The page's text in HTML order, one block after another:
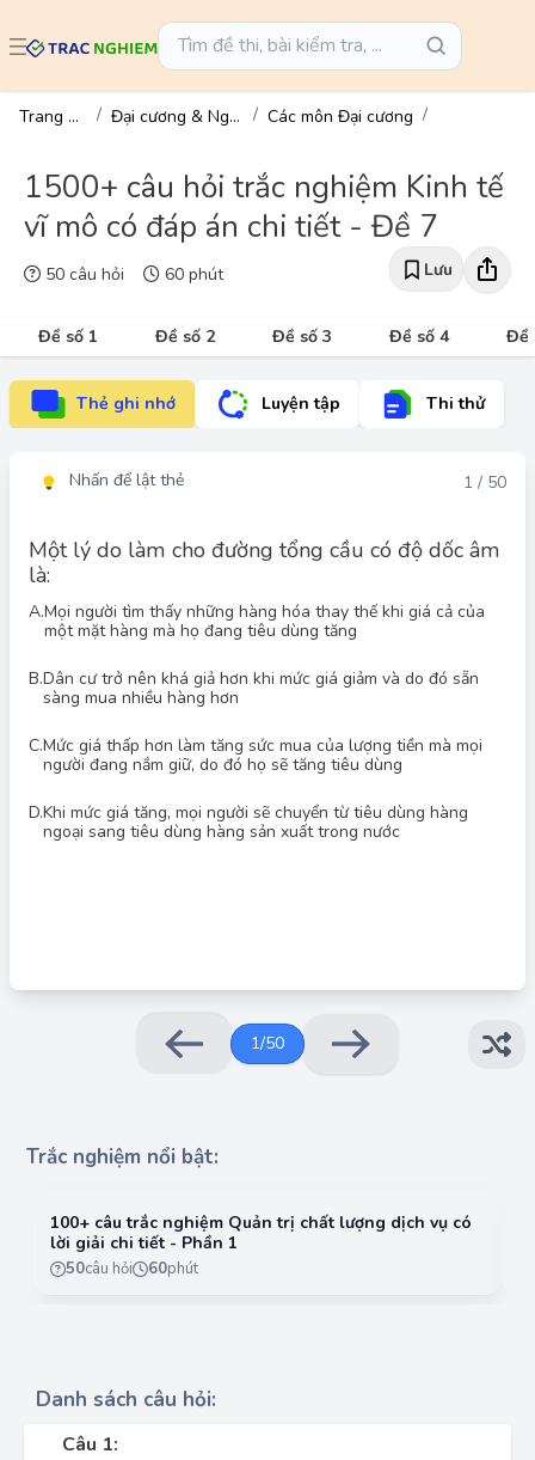
Trang chủ Đại cương & Ngành Các môn Đại cương
1500+ câu hỏi trắc nghiệm Kinh tế
vĩ mô có đáp án chi tiết - Đề 7
50 câu hỏi 60 phút Lưu
Đề số 1 Đề số 2 Đề số 3 Đề số 4 Đề
Thẻ ghi nhớ Luyện tập Thi thử
Nhấn để lật thẻ 1 / 50
Một lý do làm cho đường tổng cầu có độ dốc âm
là:
A.Mọi người tìm thấy những hàng hóa thay thế khi giá cả của
một mặt hàng mà họ đang tiêu dùng tăng
B.Dân cư trở nên khá giả hơn khi mức giá giảm và do đó sẵn
sàng mua nhiều hàng hơn
C.Mức giá thấp hơn làm tăng sức mua của lượng tiền mà mọi
người đang nắm giữ, do đó họ sẽ tăng tiêu dùng
D.Khi mức giá tăng, mọi người sẽ chuyển từ tiêu dùng hàng
ngoại sang tiêu dùng hàng sản xuất trong nước
Đường tổng cầu (AD) dốc xuống vì ba hiệu ứng chính:
Hiệu ứng của cải (Wealth effect): Khi mức giá chung giảm, sức
mua của tiền tăng lên. Người dân cảm thấy giàu có hơn và có
xu hướng tăng chi tiêu tiêu dùng (C), làm tăng tổng cầu.
Hiệu ứng lãi suất (Interest rate effect): Khi mức giá giảm, người
dân có xu hướng giảm nắm giữ tiền mặt và tăng đầu tư vào các
tài sản sinh lời (ví dụ: mua trái phiếu). Điều này làm giảm lãi
suất, khuyến khích đầu tư (I) và tăng tổng cầu.
Hiệu ứng tỷ giá hối đoái (Exchange rate effect): Khi mức giá
trong nước giảm, hàng hóa trong nước trở nên rẻ hơn so với
hàng hóa nước ngoài. Điều này làm tăng xuất khẩu ròng (NX),
1/50
Trắc nghiệm nổi bật:
100+ câu trắc nghiệm Quản trị chất lượng dịch vụ có
lời giải chi tiết - Phần 1
50câu hỏi 60phút
Danh sách câu hỏi:
Câu 1: